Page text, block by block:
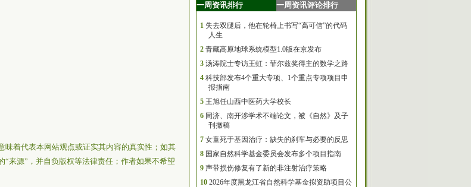
着代表本网站观点或证实其内容的真实性；如其
来源”，并自负版权等法律责任；作者如果不希望
一周资讯排行 一周资讯评论排行
1 失去双腿后，他在轮椅上书写“高可信”的代码
人生
2 青藏高原地球系统模型1.0版在京发布
3 汤涛院士专访王虹：菲尔兹奖得主的数学之路
4 科技部发布4个重大专项、1个重点专项项目申
报指南
5 王旭任山西中医药大学校长
6 同济、南开涉学术不端论文，被《自然》及子
刊撤稿
7 女童死于基因治疗：缺失的刹车与必要的反思
8 国家自然科学基金委员会发布多个项目指南
9 声带损伤修复有了新的非注射治疗策略
10 2026年度黑龙江省自然科学基金拟资助项目公